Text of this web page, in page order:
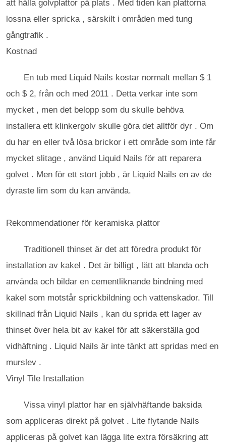
att hålla golvplattor på plats . Med tiden kan plattorna
lossna eller spricka , särskilt i områden med tung
gångtrafik .
Kostnad
En tub med Liquid Nails kostar normalt mellan $ 1
och $ 2, från och med 2011 . Detta verkar inte som
mycket , men det belopp som du skulle behöva
installera ett klinkergolv skulle göra det alltför dyr . Om
du har en eller två lösa brickor i ett område som inte får
mycket slitage , använd Liquid Nails för att reparera
golvet . Men för ett stort jobb , är Liquid Nails en av de
dyraste lim som du kan använda.
Rekommendationer för keramiska plattor
Traditionell thinset är det att föredra produkt för
installation av kakel . Det är billigt , lätt att blanda och
använda och bildar en cementliknande bindning med
kakel som motstår sprickbildning och vattenskador. Till
skillnad från Liquid Nails , kan du sprida ett lager av
thinset över hela bit av kakel för att säkerställa god
vidhäftning . Liquid Nails är inte tänkt att spridas med en
murslev .
Vinyl Tile Installation
Vissa vinyl plattor har en självhäftande baksida
som appliceras direkt på golvet . Lite flytande Nails
appliceras på golvet kan lägga lite extra försäkring att